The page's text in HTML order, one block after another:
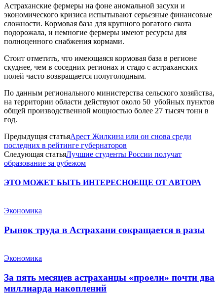
Астраханские фермеры на фоне аномальной засухи и
экономического кризиса испытывают серьезные финансовые
сложности. Кормовая база для крупного рогатого скота
подорожала, и немногие фермеры имеют ресурсы для
полноценного снабжения кормами.
Стоит отметить, что имеющаяся кормовая база в регионе
скуднее, чем в соседних регионах и стадо с астраханских
полей часто возвращается полуголодным.
По данным регионального министерства сельского хозяйства,
на территории области действуют около 50 убойных пунктов
общей производственной мощностью более 27 тысяч тонн в
год.
Предыдущая статьяАрест Жилкина или он снова среди
последних в рейтинге губернаторов
Следующая статьяЛучшие студенты России получат
образование за рубежом
ЭТО МОЖЕТ БЫТЬ ИНТЕРЕСНОЕЩЕ ОТ АВТОРА
Экономика
Рынок труда в Астрахани сокращается в разы
Экономика
За пять месяцев астраханцы «проели» почти два
миллиарда накоплений